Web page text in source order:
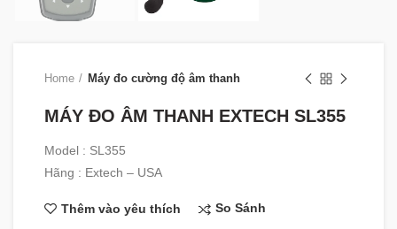
Home Máy đo cường độ âm thanh
MÁY ĐO ÂM THANH EXTECH SL355
Model : SL355
Hãng : Extech – USA
Thêm vào yêu thích So Sánh